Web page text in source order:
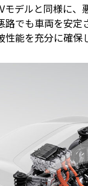
モデルと同様に
路でも車両を安
能を充分に確保